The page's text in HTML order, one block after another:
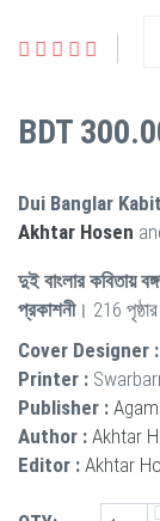
BDT
Dui Banglar
Akhtar Hosen
দুই বাংলার কবিতায়
প্রকাশনী। 216
Cover Designer :
Printer :
Publisher :
Author : Akhtar
Editor : Akhtar